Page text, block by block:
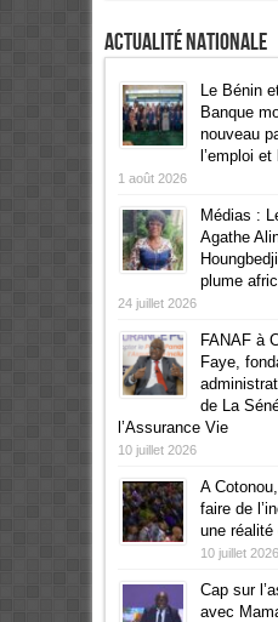
Actualité Nationale
Le Bénin
Banque
nouveau
l’emploi
1 août 2026
Médias :
Agathe
plume
24 juillet 2026
FANAF à
Faye,
de La
l’Assurance Vie
10 juillet 2026
A
faire de
une réalité
10 juillet 2026
Cap sur
avec